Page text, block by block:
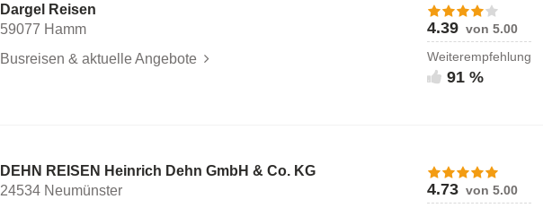
Dargel Reisen
59077 Hamm
Busreisen & aktuelle Angebote
4.39 von 5.00
Weiterempfehlung
91 %
DEHN REISEN Heinrich Dehn GmbH & Co. KG
24534 Neumünster
4.73 von 5.00